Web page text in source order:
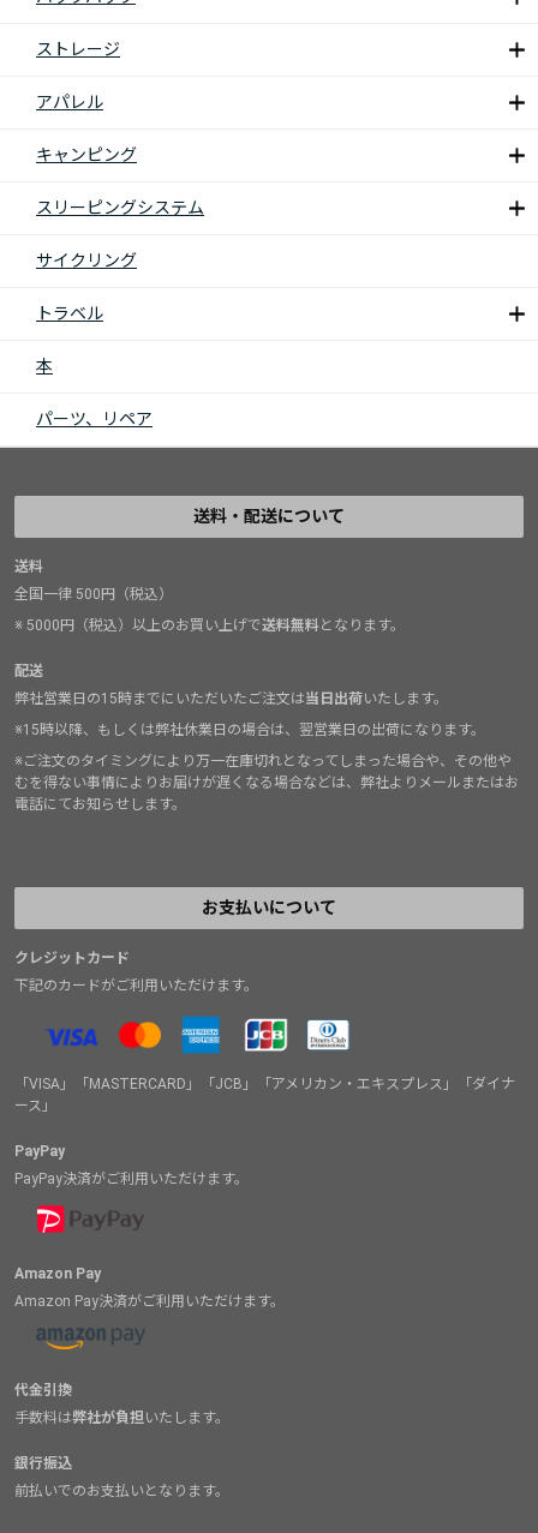
ストレージ
アパレル
キャンピング
スリーピングシステム
サイクリング
トラベル
本
パーツ、リペア
送料・配送について
送料
全国一律 500円（税込）
※ 5000円（税込）以上のお買い上げで送料無料となります。
配送
弊社営業日の15時までにいただいたご注文は当日出荷いたします。
※15時以降、もしくは弊社休業日の場合は、翌営業日の出荷になります。
※ご注文のタイミングにより万一在庫切れとなってしまった場合や、その他や
むを得ない事情によりお届けが遅くなる場合などは、弊社よりメールまたはお
電話にてお知らせします。
お支払いについて
クレジットカード
下記のカードがご利用いただけます。
「VISA」「MASTERCARD」「JCB」「アメリカン・エキスプレス」「ダイナ
ース」
PayPay
PayPay決済がご利用いただけます。
Amazon Pay
Amazon Pay決済がご利用いただけます。
代金引換
手数料は弊社が負担いたします。
銀行振込
前払いでのお支払いとなります。